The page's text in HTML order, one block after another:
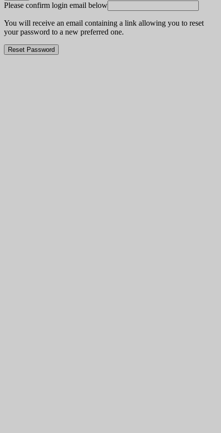
Please confirm login email below
You will receive an email containing a link allowing you to reset
your password to a new preferred one.